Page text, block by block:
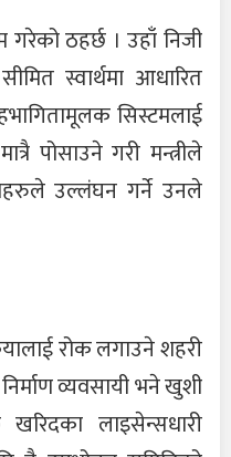
गरेको ठहर्छ । उहाँ निजी
स्वार्थमा आधारित
सिस्टमलाई
पोसाउने गरी मन्त्रीले
उल्लंघन गर्ने उनले
रोक लगाउने शहरी
व्यवसायी भने खुशी
लाइसेन्सधारी